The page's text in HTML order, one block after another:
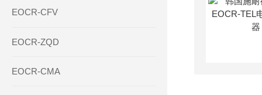
EOCR-CFV
EOCR-ZQD
EOCR-CMA